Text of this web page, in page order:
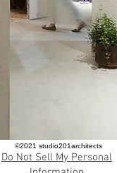
​©︎2021 studio201architects
Do Not Sell My Personal